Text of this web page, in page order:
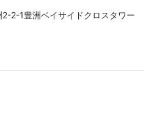
2-1豊洲ベイサイドクロスタワー